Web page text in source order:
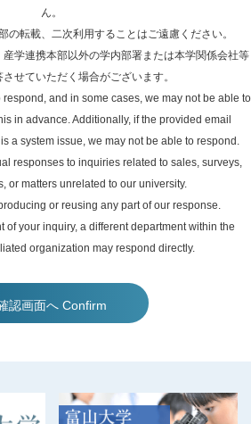
ん。
の転載、二次利用することはご遠慮ください。
産学連携本部以外の学内部署または本学関係会社等
せていただく場合がございます。
respond, and in some cases, we may not be able to
in advance. Additionally, if the provided email
a system issue, we may not be able to respond.
responses to inquiries related to sales, surveys,
or matters unrelated to our university.
or reusing any part of our response.
of your inquiry, a different department within the
organization may respond directly.